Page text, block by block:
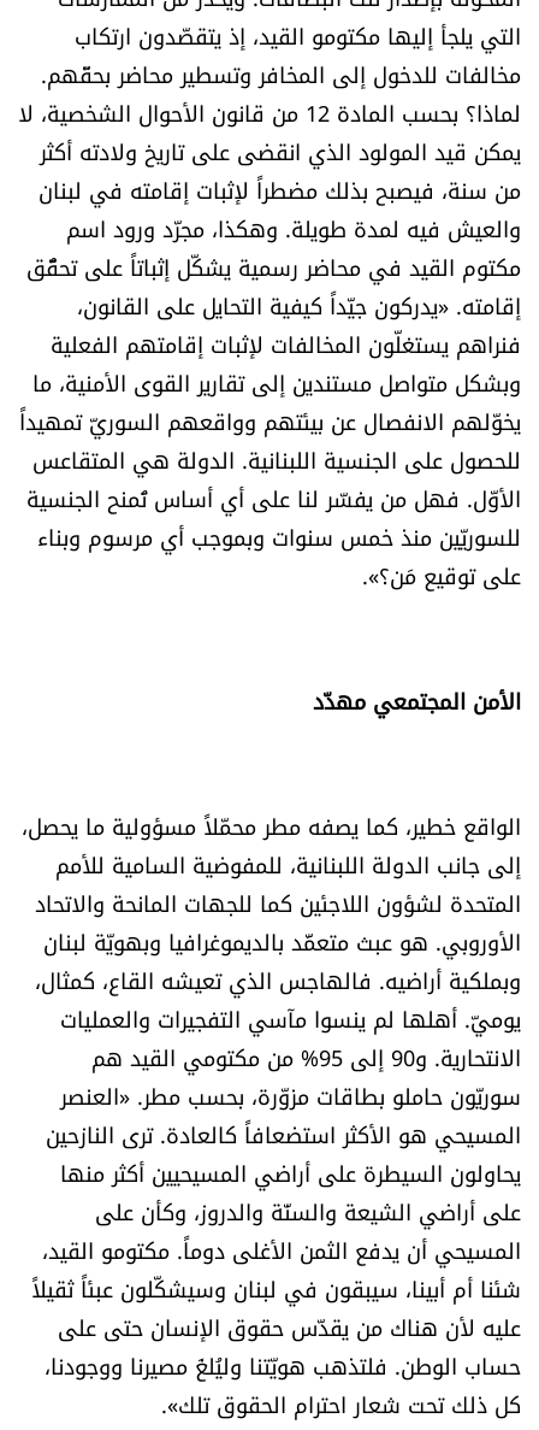
التي يلجأ إليها مكتومو القيد، إذ يتقصّدون ارتكاب
مخالفات للدخول إلى المخافر وتسطير محاضر بحقّهم.
لماذا؟ بحسب المادة 12 من قانون الأحوال الشخصية، لا
يمكن قيد المولود الذي انقضى على تاريخ ولادته أكثر
من سنة، فيصبح بذلك مضطراً لإثبات إقامته في لبنان
والعيش فيه لمدة طويلة. وهكذا، مجرّد ورود اسم
مكتوم القيد في محاضر رسمية يشكّل إثباتاً على تحقُّق
إقامته. «يدركون جيّداً كيفية التحايل على القانون،
فنراهم يستغلّون المخالفات لإثبات إقامتهم الفعلية
وبشكل متواصل مستندين إلى تقارير القوى الأمنية، ما
يخوّلهم الانفصال عن بيئتهم وواقعهم السوريّ تمهيداً
للحصول على الجنسية اللبنانية. الدولة هي المتقاعس
الأوّل. فهل من يفسّر لنا على أي أساس تُمنح الجنسية
للسوريّين منذ خمس سنوات وبموجب أي مرسوم وبناء
على توقيع مَن؟».
الأمن المجتمعي مهدّد
الواقع خطير، كما يصفه مطر محمّلاً مسؤولية ما يحصل،
إلى جانب الدولة اللبنانية، للمفوضية السامية للأمم
المتحدة لشؤون اللاجئين كما للجهات المانحة والاتحاد
الأوروبي. هو عبث متعمَّد بالديموغرافيا وبهويّة لبنان
وبملكية أراضيه. فالهاجس الذي تعيشه القاع، كمثال،
يوميّ. أهلها لم ينسوا مآسي التفجيرات والعمليات
الانتحارية. و90 إلى 95% من مكتومي القيد هم
سوريّون حاملو بطاقات مزوّرة، بحسب مطر. «العنصر
المسيحي هو الأكثر استضعافاً كالعادة. ترى النازحين
يحاولون السيطرة على أراضي المسيحيين أكثر منها
على أراضي الشيعة والسنّة والدروز، وكأن على
المسيحي أن يدفع الثمن الأغلى دوماً. مكتومو القيد،
شئنا أم أبينا، سيبقون في لبنان وسيشكّلون عبئاً ثقيلاً
عليه لأن هناك من يقدّس حقوق الإنسان حتى على
حساب الوطن. فلتذهب هويّتنا وليُلغَ مصيرنا ووجودنا،
كل ذلك تحت شعار احترام الحقوق تلك».